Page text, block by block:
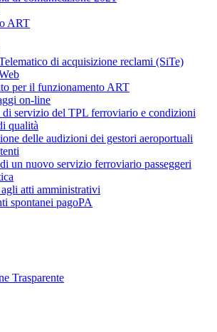
ART
di acquisizione reclami (SiTe)
per il funzionamento ART
on-line
di servizio del TPL ferroviario e condizioni
qualità
delle audizioni dei gestori aeroportuali
un nuovo servizio ferroviario passeggeri
atti amministrativi
spontanei pagoPA
Trasparente